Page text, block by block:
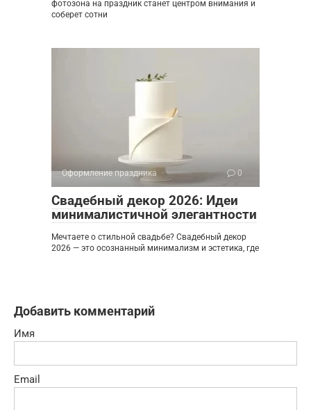
фотозона на праздник станет центром внимания и
соберет сотни
Оформление праздника 0
Свадебный декор 2026: Идеи
минималистичной элегантности
Мечтаете о стильной свадьбе? Свадебный декор
2026 — это осознанный минимализм и эстетика, где
Добавить комментарий
Имя
Email